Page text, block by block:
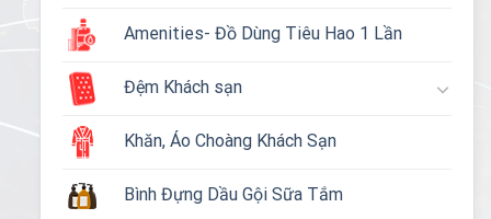
Amenities- Đồ Dùng Tiêu Hao 1 Lần
Đệm Khách sạn
Khăn, Áo Choàng Khách Sạn
Bình Đựng Dầu Gội Sữa Tắm